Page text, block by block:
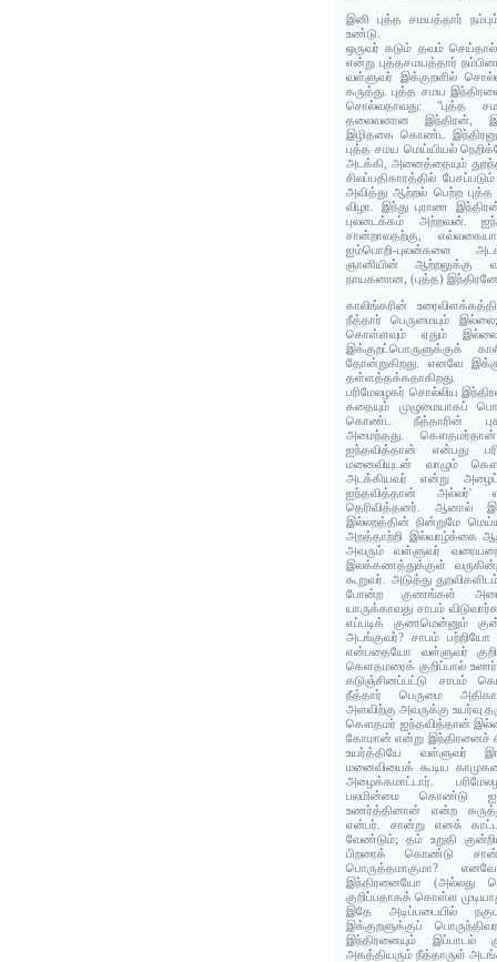
இனி புத்த சமயத்தார்
உண்டு.
ஒருவர் கடும் தவம்
என்று புத்தசமயத்தார்
வள்ளுவர் இக்குறளில்
கருத்து. புத்த சமய
சொல்வதாவது: "புத்த
தலைவனான இந்திரன்,
இழிதகை கொண்ட
புத்த சமய மெய்யியல்
அடக்கி, அனைத்தையும்
சிலப்பதிகாரத்தில்
அவித்து ஆற்றல் பெற்ற புத்த
விழா. இந்து புராண
புலனடக்கம் அற்றவன்.
சான்றாவதற்கு,
ஐம்பொறி-புலன்களை
ஞானியின் ஆற்றலுக்கு
நாயகனான, (புத்த)
காலிங்கரின்
நீத்தார் பெருமையும்
கொள்ளவும் ஏதும்
இக்குறட்பொருளுக்குக்
தோன்றுகிறது. எனவே
தள்ளத்தக்கதாகிறது.
பரிமேலழகர் சொல்லிய
கதையும் முழுமையாகப்
கொண்ட நீத்தாரின்
அமைந்தது. கௌதமர்தான்
ஐந்தவித்தான் என்பது
மனைவியுடன் வாழும்
அடக்கியவர் என்று
ஐந்தவித்தான் அல்லர்'
தெரிவித்தனர். ஆனால்
இல்லறத்தின் நின்றுமே
அறத்தாற்றி இல்வாழ்க்கை
அவரும் வள்ளுவர்
இலக்கணத்துக்குள்
கூறுவர். அடுத்து
போன்ற குணங்கள்
யாருக்காவது சாபம்
எப்படிக் குணமென்னும்
அடங்குவர்? சாபம்
என்பதையோ வள்ளுவர்
கெளதமரைக் குறிப்பால்
கடுஞ்சினப்பட்டு சாபம்
நீத்தார் பெருமை
அளவிற்கு அவருக்கு உயர்வு
கௌதமர் ஐந்தவித்தான்
கோமான் என்று இந்திரனைச்
உயர்த்தியே வள்ளுவர்
மனைவியைக் கூடிய
அழைக்கமாட்டார்.
பலமின்மை கொண்டு
உணர்த்தினான் என்ற
என்பர். சான்று எனக்
வேண்டும்; தம் உறுதி
பிறரைக் கொண்டு
பொருத்தமாகுமா?
இந்திரனையோ (அல்லது
குறிப்பதாகக் கொள்ள
இதே அடிப்படையில்
இக்குறளுக்குப்
இந்திரனையும் இப்பாடல்
அகத்தியரும் நீத்தாருள்